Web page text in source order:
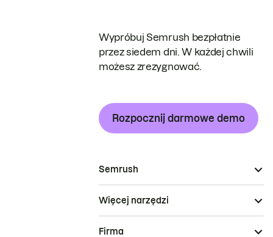
Wypróbuj Semrush bezpłatnie
przez siedem dni. W każdej chwili
możesz zrezygnować.
Rozpocznij darmowe demo
Semrush
Więcej narzędzi
Firma